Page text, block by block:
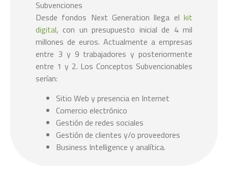
Desde fondos Next Generation llega el kit
digital, con un presupuesto inicial de 4 mil
millones de euros. Actualmente a empresas
entre 3 y 9 trabajadores y posteriormente
entre 1 y 2. Los Conceptos Subvencionables
serían:
Sitio Web y presencia en Internet
Comercio electrónico
Gestión de redes sociales
Gestión de clientes y/o proveedores
Business Intelligence y analítica.